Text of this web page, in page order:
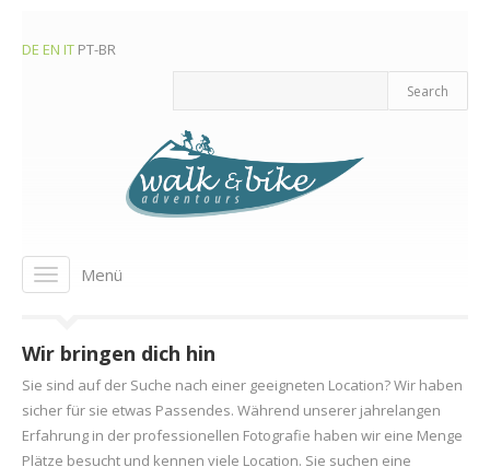
DE EN IT PT-BR
Toggle
navigation
Menü
Wir bringen dich hin
Sie sind auf der Suche nach einer geeigneten Location? Wir haben
sicher für sie etwas Passendes. Während unserer jahrelangen
Erfahrung in der professionellen Fotografie haben wir eine Menge
Plätze besucht und kennen viele Location. Sie suchen eine